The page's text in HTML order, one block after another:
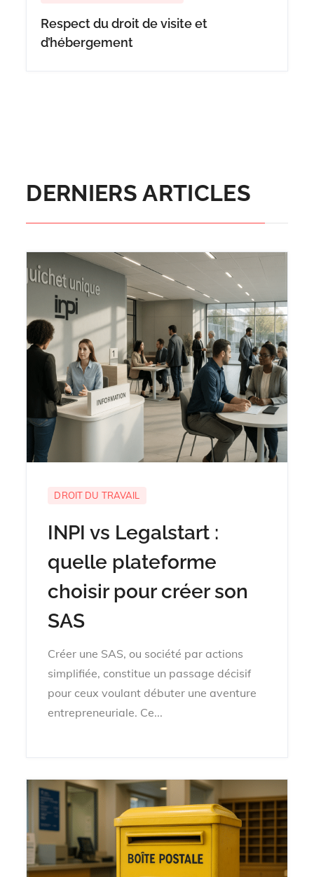
Respect du droit de visite et
d’hébergement
DERNIERS ARTICLES
DROIT DU TRAVAIL
INPI vs Legalstart :
quelle plateforme
choisir pour créer son
SAS
Créer une SAS, ou société par actions
simplifiée, constitue un passage décisif
pour ceux voulant débuter une aventure
entrepreneuriale. Ce...